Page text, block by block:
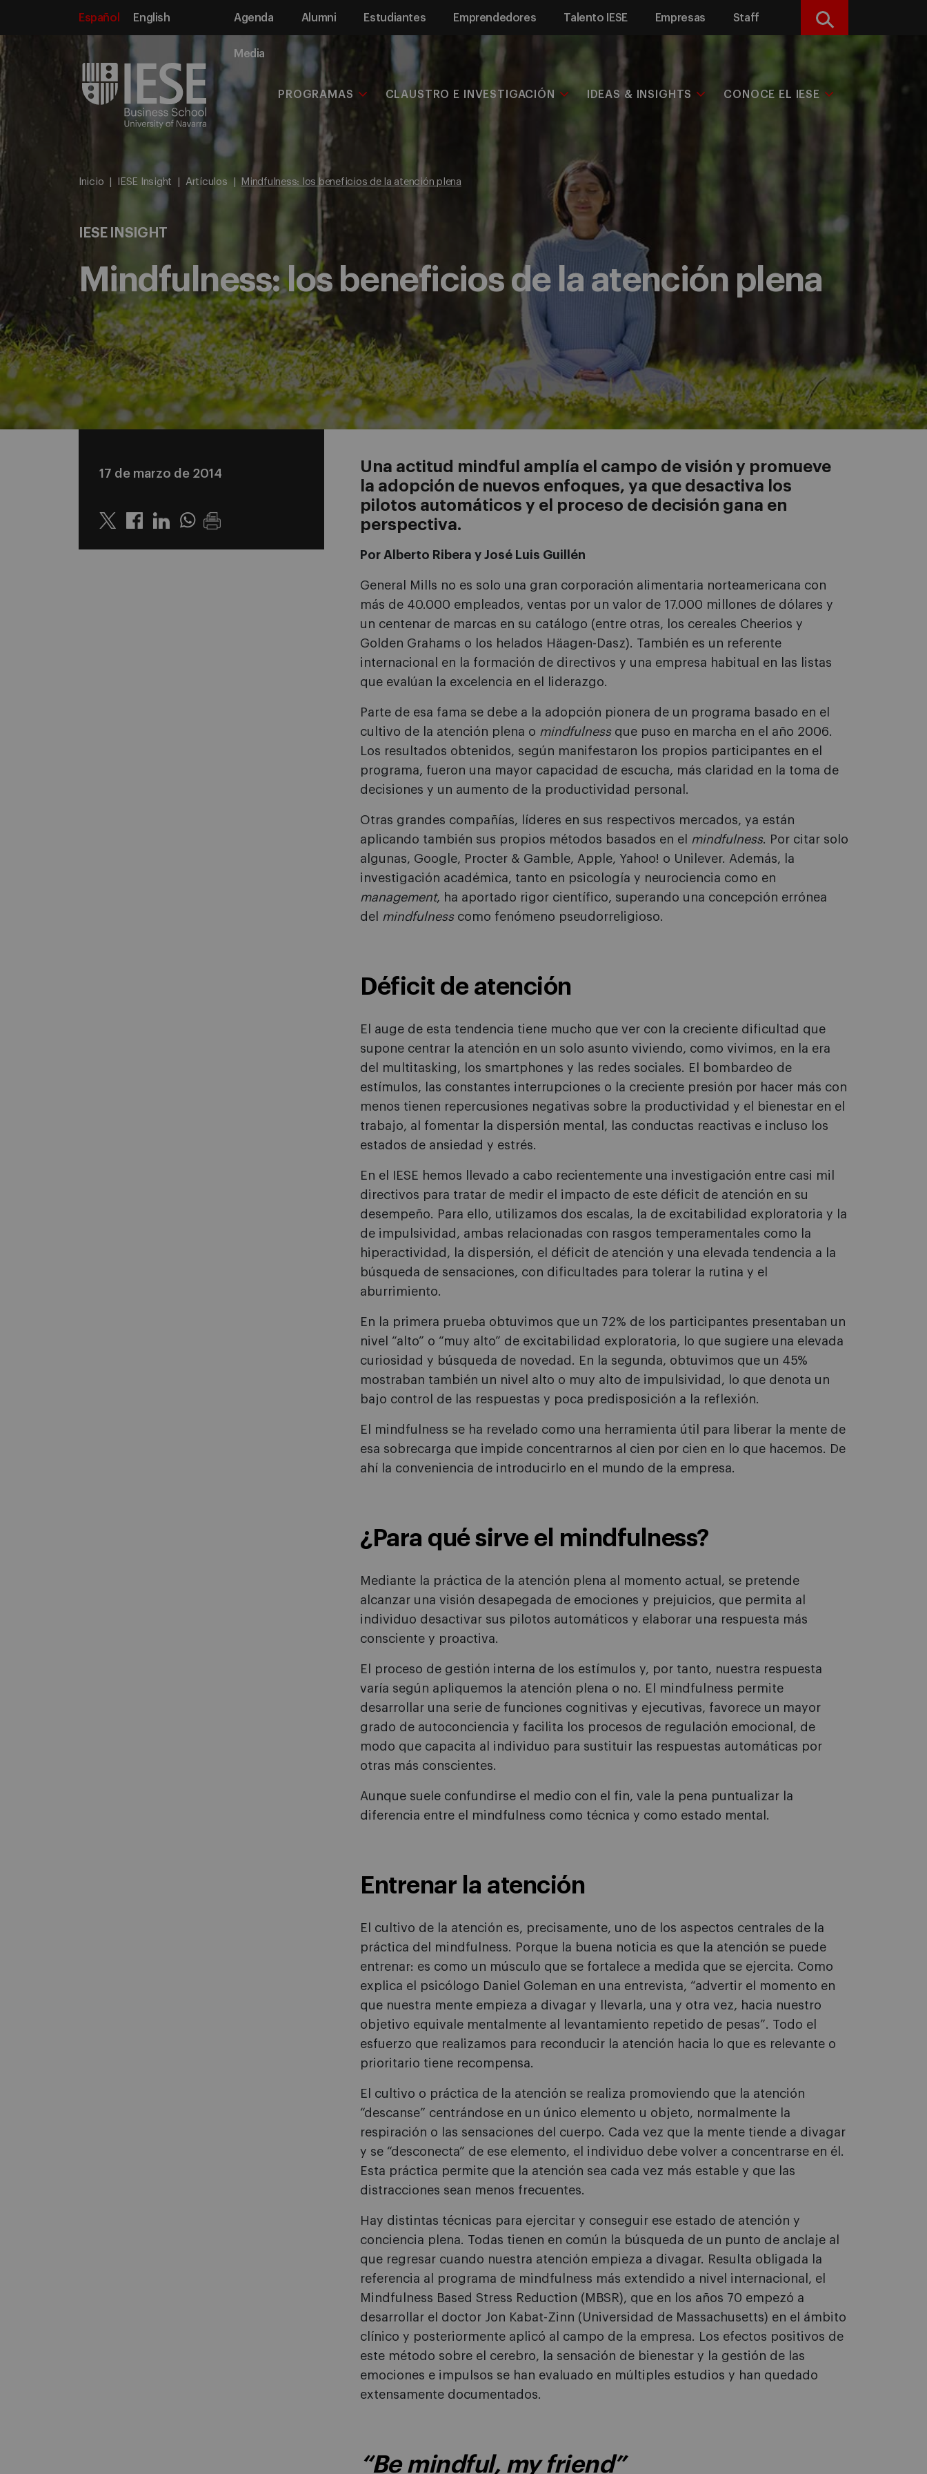
Español English Agenda Alumni Estudiantes Emprendedores Talento IESE Empresas Staff
Media
Buscar
PROGRAMAS CLAUSTRO E INVESTIGACIÓN IDEAS & INSIGHTS CONOCE EL IESE
Inicio IESE Insight Artículos Mindfulness: los beneficios de la atención plena
IESE INSIGHT
Mindfulness: los beneficios de la atención plena
17 de marzo de 2014
Twitter LinkedinWhatsapp
Una actitud mindful amplía el campo de visión y promueve
la adopción de nuevos enfoques, ya que desactiva los
pilotos automáticos y el proceso de decisión gana en
perspectiva.
Por Alberto Ribera y José Luis Guillén
General Mills no es solo una gran corporación alimentaria norteamericana con
más de 40.000 empleados, ventas por un valor de 17.000 millones de dólares y
un centenar de marcas en su catálogo (entre otras, los cereales Cheerios y
Golden Grahams o los helados Häagen-Dasz). También es un referente
internacional en la formación de directivos y una empresa habitual en las listas
que evalúan la excelencia en el liderazgo.
Parte de esa fama se debe a la adopción pionera de un programa basado en el
cultivo de la atención plena o mindfulnessque puso en marcha en el año 2006.
Los resultados obtenidos, según manifestaron los propios participantes en el
programa, fueron una mayor capacidad de escucha, más claridad en la toma de
decisiones y un aumento de la productividad personal.
Otras grandes compañías, líderes en sus respectivos mercados, ya están
aplicando también sus propios métodos basados en el
mindfulness. Por citar solo
algunas, Google, Procter & Gamble, Apple, Yahoo! o Unilever. Además, la
investigación académica, tanto en psicología y neurociencia como en
management, ha aportado rigor científico, superando una concepción errónea
del
mindfulnesscomo fenómeno pseudorreligioso.
Déficit de atención
El auge de esta tendencia tiene mucho que ver con la creciente dificultad que
supone centrar la atención en un solo asunto viviendo, como vivimos, en la era
del multitasking, los smartphones y las redes sociales. El bombardeo de
estímulos, las constantes interrupciones o la creciente presión por hacer más con
menos tienen repercusiones negativas sobre la productividad y el bienestar en el
trabajo, al fomentar la dispersión mental, las conductas reactivas e incluso los
estados de ansiedad y estrés.
En el IESE hemos llevado a cabo recientemente una investigación entre casi mil
directivos para tratar de medir el impacto de este déficit de atención en su
desempeño. Para ello, utilizamos dos escalas, la de excitabilidad exploratoria y la
de impulsividad, ambas relacionadas con rasgos temperamentales como la
hiperactividad, la dispersión, el déficit de atención y una elevada tendencia a la
búsqueda de sensaciones, con dificultades para tolerar la rutina y el
aburrimiento.
En la primera prueba obtuvimos que un 72% de los participantes presentaban un
nivel “alto” o “muy alto” de excitabilidad exploratoria, lo que sugiere una elevada
curiosidad y búsqueda de novedad. En la segunda, obtuvimos que un 45%
mostraban también un nivel alto o muy alto de impulsividad, lo que denota un
bajo control de las respuestas y poca predisposición a la reflexión.
El mindfulness se ha revelado como una herramienta útil para liberar la mente de
esa sobrecarga que impide concentrarnos al cien por cien en lo que hacemos. De
ahí la conveniencia de introducirlo en el mundo de la empresa.
¿Para qué sirve el mindfulness?
Mediante la práctica de la atención plena al momento actual, se pretende
alcanzar una visión desapegada de emociones y prejuicios, que permita al
individuo desactivar sus pilotos automáticos y elaborar una respuesta más
consciente y proactiva.
El proceso de gestión interna de los estímulos y, por tanto, nuestra respuesta
varía según apliquemos la atención plena o no. El mindfulness permite
desarrollar una serie de funciones cognitivas y ejecutivas, favorece un mayor
grado de autoconciencia y facilita los procesos de regulación emocional, de
modo que capacita al individuo para sustituir las respuestas automáticas por
otras más conscientes.
Aunque suele confundirse el medio con el fin, vale la pena puntualizar la
diferencia entre el mindfulness como técnica y como estado mental.
Entrenar la atención
El cultivo de la atención es, precisamente, uno de los aspectos centrales de la
práctica del mindfulness. Porque la buena noticia es que la atención se puede
entrenar: es como un músculo que se fortalece a medida que se ejercita. Como
explica el psicólogo Daniel Goleman en una entrevista, “advertir el momento en
que nuestra mente empieza a divagar y llevarla, una y otra vez, hacia nuestro
objetivo equivale mentalmente al levantamiento repetido de pesas”. Todo el
esfuerzo que realizamos para reconducir la atención hacia lo que es relevante o
prioritario tiene recompensa.
El cultivo o práctica de la atención se realiza promoviendo que la atención
“descanse” centrándose en un único elemento u objeto, normalmente la
respiración o las sensaciones del cuerpo. Cada vez que la mente tiende a divagar
y se “desconecta” de ese elemento, el individuo debe volver a concentrarse en él.
Esta práctica permite que la atención sea cada vez más estable y que las
distracciones sean menos frecuentes.
Hay distintas técnicas para ejercitar y conseguir ese estado de atención y
conciencia plena. Todas tienen en común la búsqueda de un punto de anclaje al
que regresar cuando nuestra atención empieza a divagar. Resulta obligada la
referencia al programa de mindfulness más extendido a nivel internacional, el
Mindfulness Based Stress Reduction (MBSR), que en los años 70 empezó a
desarrollar el doctor Jon Kabat-Zinn (Universidad de Massachusetts) en el ámbito
clínico y posteriormente aplicó al campo de la empresa. Los efectos positivos de
este método sobre el cerebro, la sensación de bienestar y la gestión de las
emociones e impulsos se han evaluado en múltiples estudios y han quedado
extensamente documentados.
“Be mindful, my friend”